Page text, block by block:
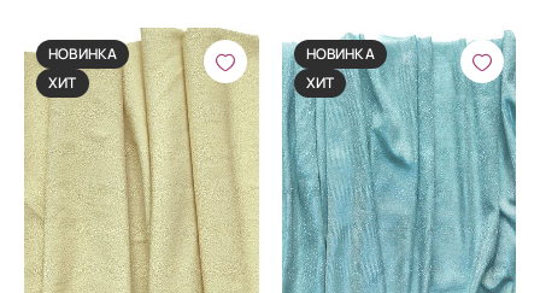
НОВИНКА
ХИТ
НОВИНКА
ХИТ